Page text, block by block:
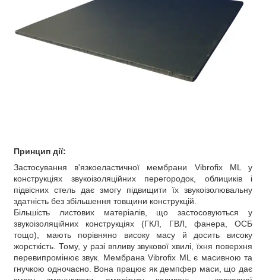
Принцип дії:
Застосування в'язкоеластичної мембрани Vibrofix ML у
конструкціях звукоізоляційних перегородок, облициків і
підвісних стель дає змогу підвищити їх звукоізолювальну
здатність без збільшення товщини конструкцій.
Більшість листових матеріалів, що застосовуються у
звукоізоляційних конструкціях (ГКЛ, ГВЛ, фанера, ОСБ
тощо), мають порівняно високу масу й досить високу
жорсткість. Тому, у разі впливу звукової хвилі, їхня поверхня
перевипромінює звук. Мембрана Vibrofix ML є масивною та
гнучкою одночасно. Вона працює як демпфер маси, що дає